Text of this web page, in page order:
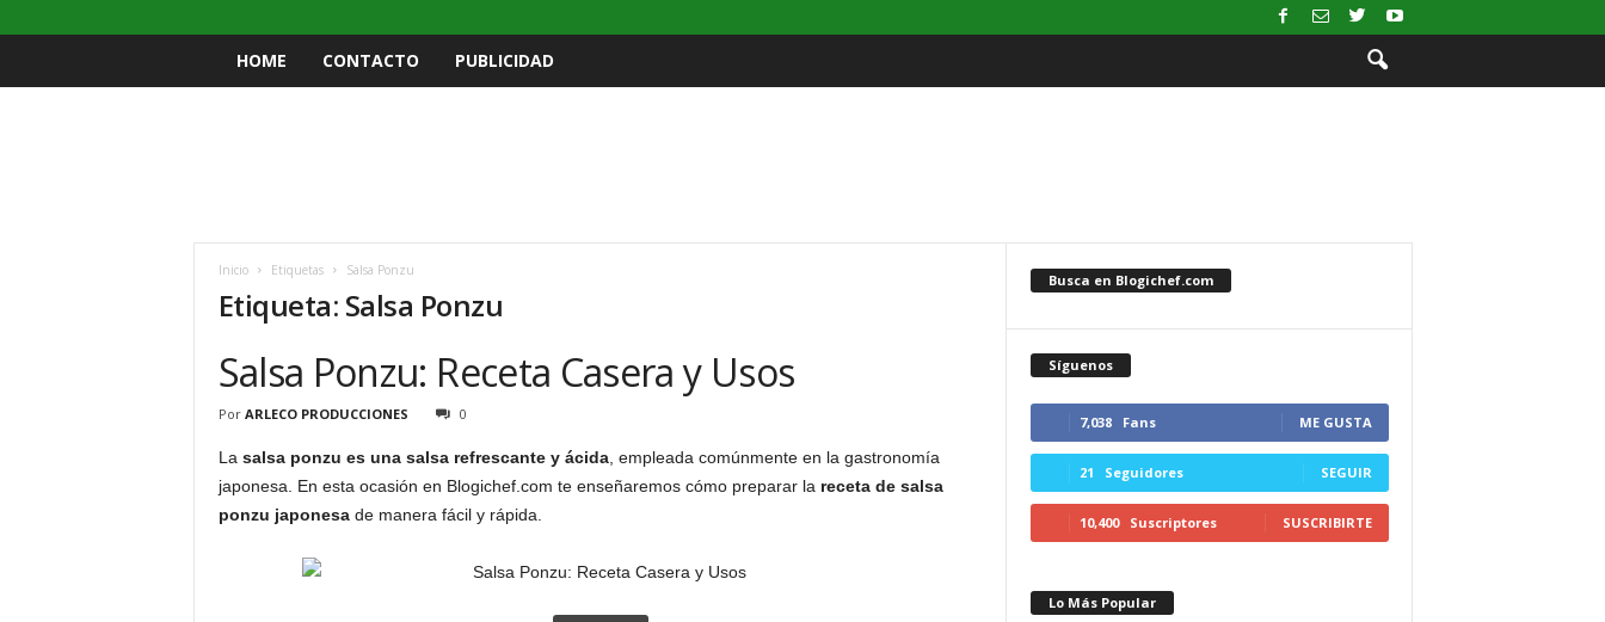
HOME CONTACTO PUBLICIDAD
Inicio Etiquetas Salsa Ponzu
Etiqueta: Salsa Ponzu
Salsa Ponzu: Receta Casera y Usos
Por ARLECO PRODUCCIONES 0
La salsa ponzu es una salsa refrescante y ácida, empleada comúnmente en la gastronomía
japonesa. En esta ocasión en Blogichef.com te enseñaremos cómo preparar la receta de salsa
ponzu japonesade manera fácil y rápida.
Busca en Blogichef.com
Síguenos
7,038 Fans ME GUSTA
21 Seguidores SEGUIR
10,400 Suscriptores SUSCRIBIRTE
Lo Más Popular